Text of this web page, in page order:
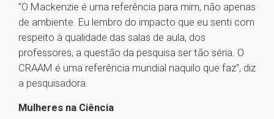
“O Mackenzie é uma referência para mim, não apenas
de ambiente. Eu lembro do impacto que eu senti com
respeito à qualidade das salas de aula, dos
professores, a questão da pesquisa ser tão séria. O
CRAAM é uma referência mundial naquilo que faz”, diz
a pesquisadora.
Mulheres na Ciência